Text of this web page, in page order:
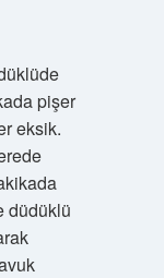
pişer
eksik.
düdüklü